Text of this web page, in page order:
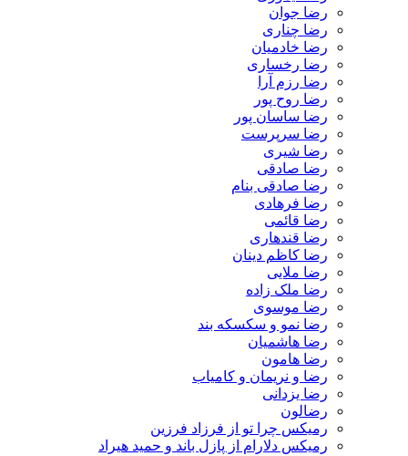
رضا جوان
رضا چناری
رضا خادمیان
رضا رخساری
رضا رزم آرا
رضا روح پور
رضا ساسان پور
رضا سرپرست
رضا شیری
رضا صادقی
رضا صادقی بنام
رضا فرهادی
رضا قائمی
رضا قندهاری
رضا کاظم دینان
رضا ملایی
رضا ملک زاده
رضا موسوی
رضا نمو و سکسکه بند
رضا هاشمیان
رضا هامون
رضا و نریمان و کامیاب
رضا یزدانی
رضالون
رمیکس چرا تو از فرزاد فرزین
رمیکس دلارام از پازل باند و حمید هیراد